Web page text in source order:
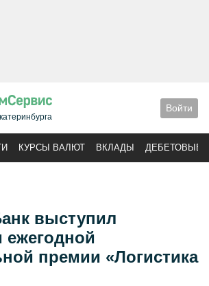
Войти
КУРСЫ ВАЛЮТ ВКЛАДЫ ДЕБЕТОВЫЕ
выступил
ежегодной
премии «Логистика